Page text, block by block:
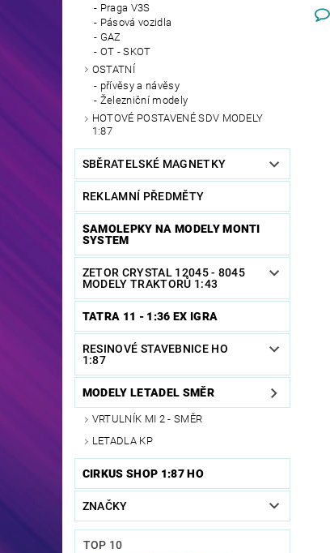
Praga V3S
Pásová vozidla
GAZ
OT - SKOT
OSTATNÍ
přívěsy a návěsy
Železniční modely
HOTOVÉ POSTAVENÉ SDV MODELY
1:87
SBĚRATELSKÉ MAGNETKY
REKLAMNÍ PŘEDMĚTY
SAMOLEPKY NA MODELY MONTI
SYSTEM
ZETOR CRYSTAL 12045 - 8045
MODELY TRAKTORŮ 1:43
TATRA 11 - 1:36 EX IGRA
RESINOVÉ STAVEBNICE HO
1:87
MODELY LETADEL SMĚR
VRTULNÍK MI 2 - SMĚR
LETADLA KP
CIRKUS SHOP 1:87 HO
ZNAČKY
TOP 10